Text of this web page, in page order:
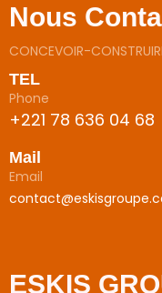
Nous
CONCEVOIR-
TEL
Phone
+221 78 636 04 68
Mail
Email
ESKIS